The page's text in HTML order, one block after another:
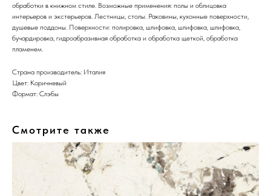
обработки в книжном стиле. Возможные применения: полы и облицовка
интерьеров и экстерьеров. Лестницы, столы. Раковины, кухонные поверхности,
душевые поддоны. Поверхности: полировка, шлифовка, шлифовка, шлифовка,
бучардировка, гидроабразивная обработка и обработка щеткой, обработка
пламенем.
Страна производитель: Италия
Цвет: Коричневый
Формат: Слэбы
Смотрите также